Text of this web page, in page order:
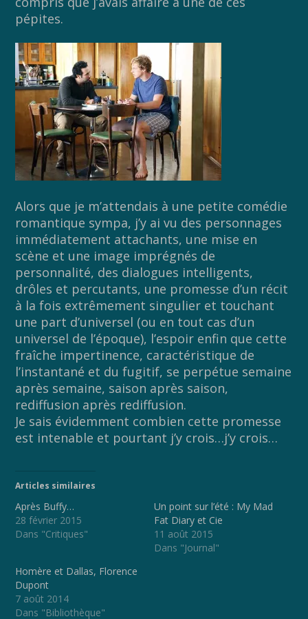
pépites.
Alors que je m’attendais à une petite comédie
romantique sympa, j’y ai vu des personnages
immédiatement attachants, une mise en
scène et une image imprégnés de
personnalité, des dialogues intelligents,
drôles et percutants, une promesse d’un récit
à la fois extrêmement singulier et touchant
une part d’universel (ou en tout cas d’un
universel de l’époque), l’espoir enfin que cette
fraîche impertinence, caractéristique de
l’instantané et du fugitif, se perpétue semaine
après semaine, saison après saison,
rediffusion après rediffusion.
Je sais évidemment combien cette promesse
est intenable et pourtant j’y crois…j’y crois…
Articles similaires
Après Buffy…
28 février 2015
Dans "Critiques"
Un point sur l’été : My Mad
Fat Diary et Cie
11 août 2015
Dans "Journal"
Homère et Dallas, Florence
Dupont
7 août 2014
Dans "Bibliothèque"